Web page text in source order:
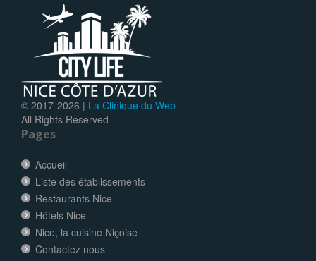
© 2017-2026 | La Clinique du Web
All Rights Reserved
Pages
Accueil
Liste des établissements
Restaurants Nice
Hôtels Nice
Nice, la cuisine Niçoise
Contactez nous